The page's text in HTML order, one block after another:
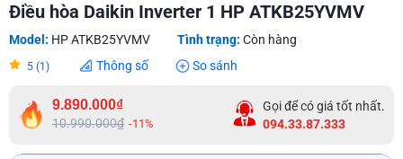
Điều hòa Daikin Inverter 1 HP ATKB25YVMV
Model: HP ATKB25YVMV Tình trạng: Còn hàng
5 (1) Thông số So sánh
9.890.000₫
10.990.000₫ -11%
Gọi để có giá tốt nhất.
094.33.87.333